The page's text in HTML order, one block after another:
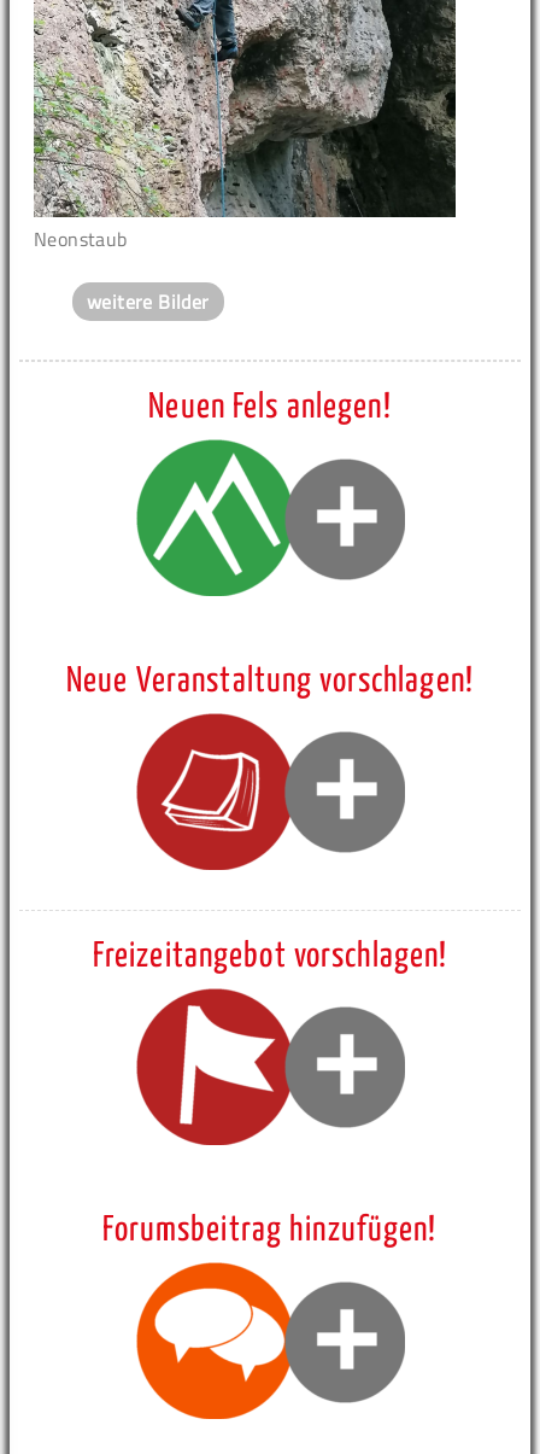
Neonstaub
weitere Bilder
Neuen Fels anlegen!
Neue Veranstaltung vorschlagen!
Freizeitangebot vorschlagen!
Forumsbeitrag hinzufügen!